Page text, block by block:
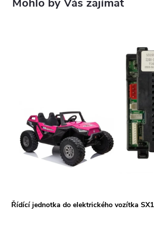
Řídící jednotka do elektrického vozítka